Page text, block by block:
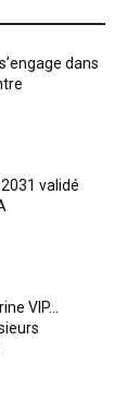
dans
validé
VIP…